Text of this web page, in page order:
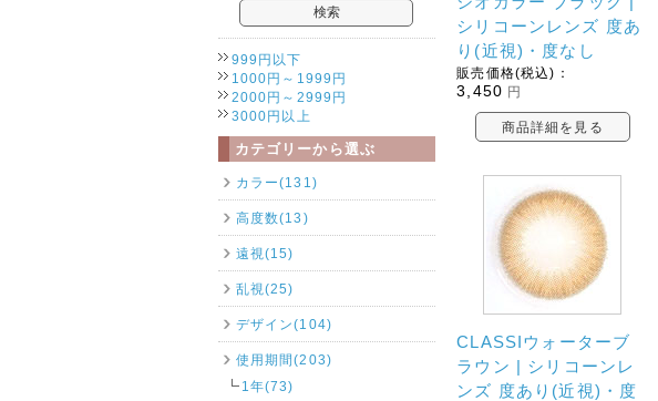
シリコーンレンズ 度あ
り(近視)・度なし
販売価格(税込)：
3,450 円
商品詳細を見る
CLASSIウォーターブ
ラウン | シリコーンレ
ンズ 度あり(近視)・度
999円以下
1000円～1999円
2000円～2999円
3000円以上
カテゴリーから選ぶ
カラー(131)
高度数(13)
遠視(15)
乱視(25)
デザイン(104)
使用期間(203)
1年(73)